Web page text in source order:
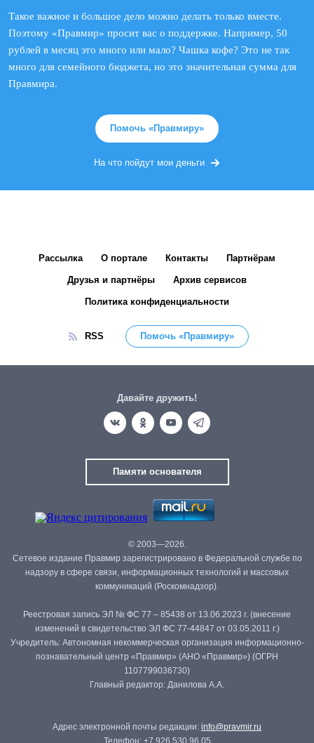
Такое важное и большое дело можно делать только вместе.
Поэтому «Правмир» просит вас о поддержке. Например, 50
рублей в месяц это много или мало? Чашка кофе? Это не так
много для семейного бюджета, но это значительная сумма для
Правмира.
Помочь «Правмиру»
На что пойдут мои деньги
Рассылка О портале Контакты Партнёрам
Друзья и партнёры Архив сервисов
Политика конфиденциальности
RSS Помочь «Правмиру»
Давайте дружить!
Памяти основателя
© 2003—2026.
Сетевое издание Правмир зарегистрировано в Федеральной службе по
надзору в сфере связи, информационных технологий и массовых
коммуникаций (Роскомнадзор).
Реестровая запись ЭЛ № ФС 77 – 85438 от 13.06.2023 г. (внесение
изменений в свидетельство ЭЛ ФС 77-44847 от 03.05.2011 г.)
Учредитель: Автономная некоммерческая организация информационно-
познавательный центр «Правмир» (АНО «Правмир») (ОГРН
1107799036730)
Главный редактор: Данилова А.А.
Адрес электронной почты редакции: info@pravmir.ru
Телефон: +7 926 530 96 05